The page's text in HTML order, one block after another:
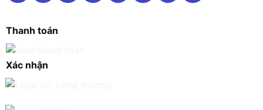
Thanh toán
Xác nhận